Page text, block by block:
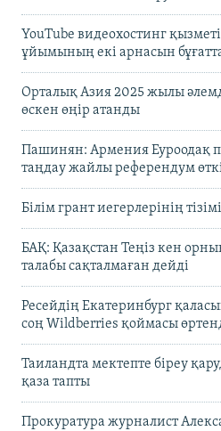
YouTube видеохостинг
ұйымының екі арнасын
Орталық Азия 2025 жылы
өскен өңір атанды
Пашинян: Армения Еуроодақ
таңдау жайлы референдум
Білім грант иегерлерінің
БАҚ: Қазақстан Теңіз кен
талабы сақталмаған дейді
Ресейдің Екатеринбург
соң Wildberries қоймасы
Таиландта мектепте біреу
қаза тапты
Прокуратура журналист